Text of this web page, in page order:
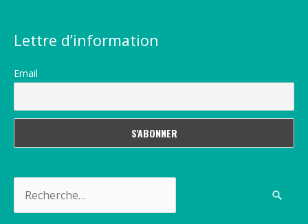
Lettre d’information
Email